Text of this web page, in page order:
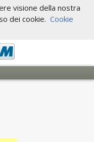
visione della nostra
dei cookie. Cookie